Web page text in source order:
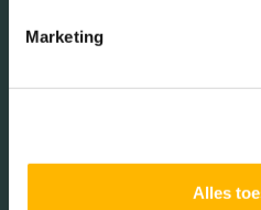
Marketing
Alles